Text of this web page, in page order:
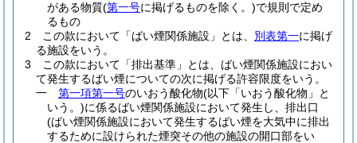
がある物質(第一号に掲げるものを除く。)で規則で定め
るもの
2
この款において「ばい煙関係施設」とは、 別表第一に掲げ
る施設をいう。
3
この款において「排出基準」とは、ばい煙関係施設におい
て発生するばい煙についての次に掲げる許容限度をいう。
一
第一項第一号のいおう酸化物(以下「いおう酸化物」と
いう。)に係るばい煙関係施設において発生し、排出口
(ばい煙関係施設において発生するばい煙を大気中に排出
するために設けられた煙突その他の施設の開口部をい